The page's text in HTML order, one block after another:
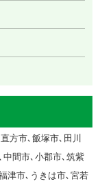
方市､飯塚市､田川
間市､小郡市､筑紫
津市､うきは市､宮若